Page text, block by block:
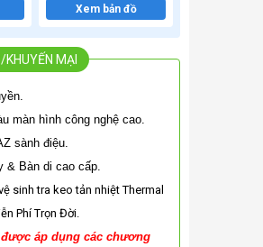
Xem bản đồ
KHUYẾN MẠI
màn hình công nghệ cao.
sành điệu.
& Bàn di cao cấp.
sinh tra keo tản nhiệt Thermal
Phí Trọn Đời.
áp dụng các chương